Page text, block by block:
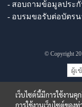
- สอบถามข้อมูลประ
- อบรมขอรับต่อบัตร
© Copyright
ผู้เ
เว็บไซต์นี้มีการใช้งาน
การใช้งานเว็บไซต์ของ